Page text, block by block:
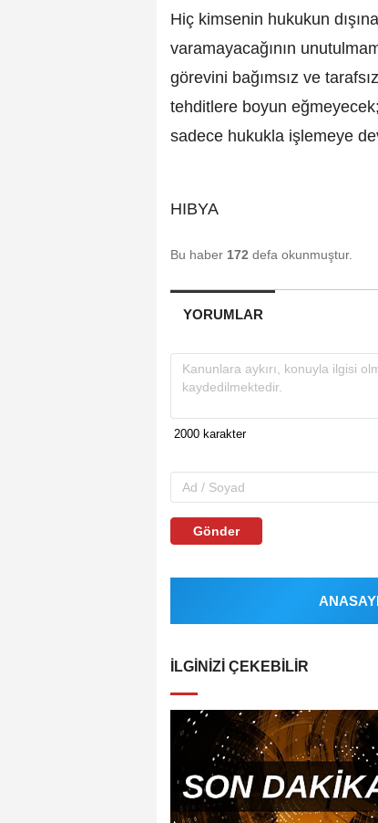
Hiç kimsenin hukukun
varamayacağının
görevini bağımsız ve
tehditlere boyun
sadece hukukla işlemeye
HIBYA
Bu haber 172 defa okunmuştur.
YORUMLAR
Gönder
İLGINIZI ÇEKEBILIR